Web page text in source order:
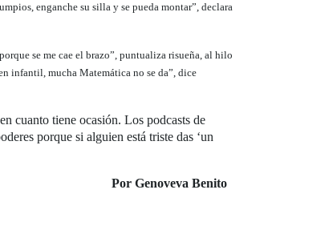
enganche su silla y se pueda montar”, declara
se me cae el brazo”, puntualiza risueña, al hilo
infantil, mucha Matemática no se da”, dice
cuanto tiene ocasión. Los podcasts de
porque si alguien está triste das ‘un
Por Genoveva Benito